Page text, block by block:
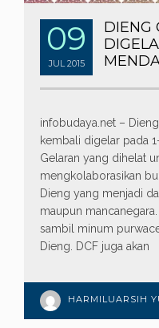
09
JUL 2015
DIENG
infobudaya.net –
kembali digelar pada
Gelaran yang dihelat
mengkolaborasikan
Dieng yang menjadi
maupun
sambil minum
Dieng. DCF juga akan
HARMILUARSIH